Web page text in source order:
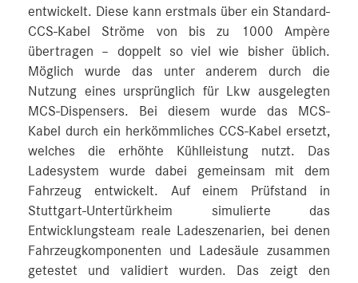
entwickelt. Diese kann erstmals über ein Standard-
CCS-Kabel Ströme von bis zu 1000 Ampère
übertragen – doppelt so viel wie bisher üblich.
Möglich wurde das unter anderem durch die
Nutzung eines ursprünglich für Lkw ausgelegten
MCS-Dispensers. Bei diesem wurde das MCS-
Kabel durch ein herkömmliches CCS-Kabel ersetzt,
welches die erhöhte Kühlleistung nutzt. Das
Ladesystem wurde dabei gemeinsam mit dem
Fahrzeug entwickelt. Auf einem Prüfstand in
Stuttgart‑Untertürkheim simulierte das
Entwicklungsteam reale Ladeszenarien, bei denen
Fahrzeugkomponenten und Ladesäule zusammen
getestet und validiert wurden. Das zeigt den